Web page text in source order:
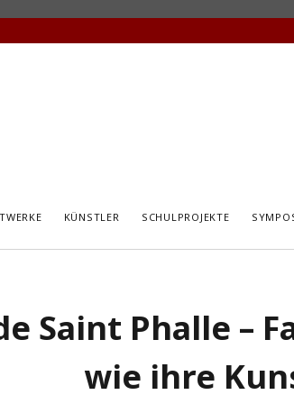
KÜNSTLER SCHULPROJEKTE
Saint Phalle –
wie ihre